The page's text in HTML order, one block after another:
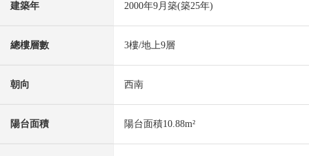
建築年 2000年9月築(築25年)
總樓層數 3樓/地上9層
朝向 西南
陽台面積 陽台面積10.88m²